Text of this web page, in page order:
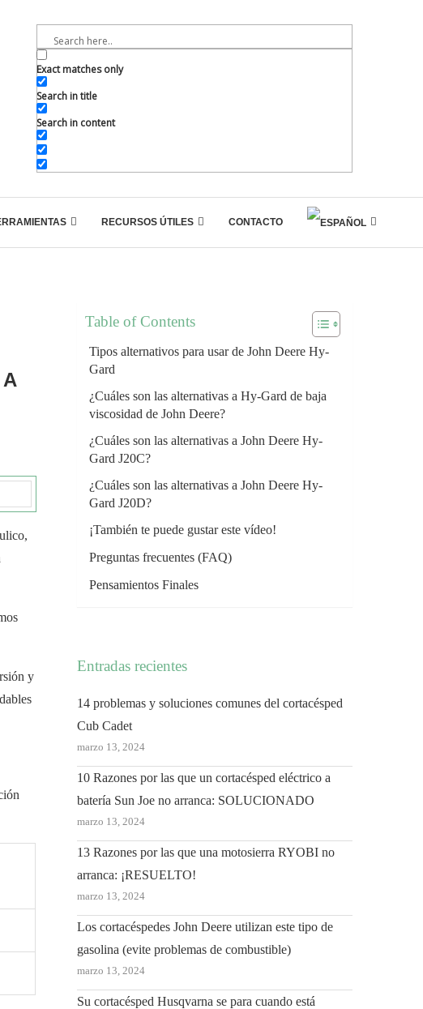
Exact matches only
Search in title
Search in content
RECURSOS ÚTILES CONTACTO
A
y
Table of Contents
Tipos alternativos para usar de John Deere Hy-
Gard
¿Cuáles son las alternativas a Hy-Gard de baja
viscosidad de John Deere?
¿Cuáles son las alternativas a John Deere Hy-
Gard J20C?
¿Cuáles son las alternativas a John Deere Hy-
Gard J20D?
¡También te puede gustar este vídeo!
Preguntas frecuentes (FAQ)
Pensamientos Finales
Entradas recientes
14 problemas y soluciones comunes del cortacésped
Cub Cadet
marzo 13, 2024
10 Razones por las que un cortacésped eléctrico a
batería Sun Joe no arranca: SOLUCIONADO
marzo 13, 2024
13 Razones por las que una motosierra RYOBI no
arranca: ¡RESUELTO!
marzo 13, 2024
Los cortacéspedes John Deere utilizan este tipo de
gasolina (evite problemas de combustible)
marzo 13, 2024
Su cortacésped Husqvarna se para cuando está